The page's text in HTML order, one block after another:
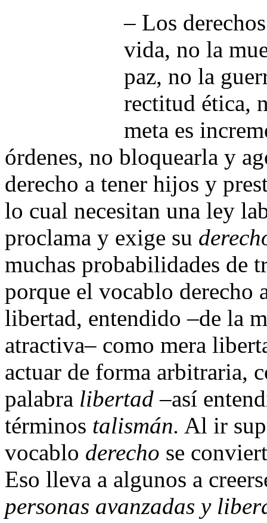
– Los
vida, no la
paz, no la
rectitud ética,
meta es
órdenes, no bloquearla y
derecho a tener hijos y
lo cual necesitan una ley
proclama y exige su
muchas probabilidades de
porque el vocablo derecho
libertad, entendido –de la
atractiva– como mera
actuar de forma arbitraria,
palabra libertad –así
términos talismán. Al ir
vocablo derecho se
Eso lleva a algunos a
personas avanzadas y